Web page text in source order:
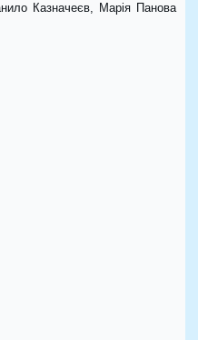
Казначеєв, Марія Панова